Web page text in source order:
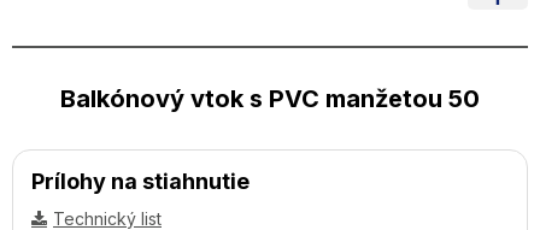
Balkónový vtok s PVC manžetou 50
Prílohy na stiahnutie
Technický list